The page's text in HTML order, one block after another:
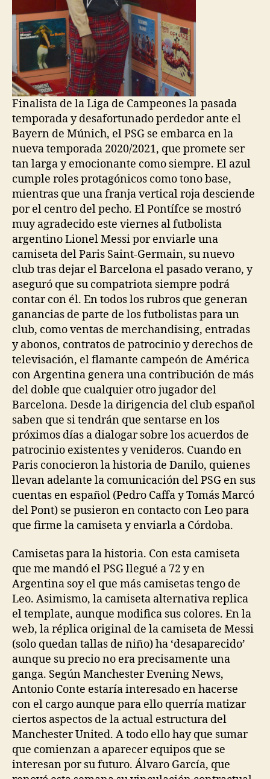
Finalista de la Liga de Campeones la pasada
temporada y desafortunado perdedor ante el
Bayern de Múnich, el PSG se embarca en la
nueva temporada 2020/2021, que promete ser
tan larga y emocionante como siempre. El azul
cumple roles protagónicos como tono base,
mientras que una franja vertical roja desciende
por el centro del pecho. El Pontífce se mostró
muy agradecido este viernes al futbolista
argentino Lionel Messi por enviarle una
camiseta del Paris Saint-Germain, su nuevo
club tras dejar el Barcelona el pasado verano, y
aseguró que su compatriota siempre podrá
contar con él. En todos los rubros que generan
ganancias de parte de los futbolistas para un
club, como ventas de merchandising, entradas
y abonos, contratos de patrocinio y derechos de
televisación, el flamante campeón de América
con Argentina genera una contribución de más
del doble que cualquier otro jugador del
Barcelona. Desde la dirigencia del club español
saben que si tendrán que sentarse en los
próximos días a dialogar sobre los acuerdos de
patrocinio existentes y venideros. Cuando en
Paris conocieron la historia de Danilo, quienes
llevan adelante la comunicación del PSG en sus
cuentas en español (Pedro Caffa y Tomás Marcó
del Pont) se pusieron en contacto con Leo para
que firme la camiseta y enviarla a Córdoba.
Camisetas para la historia. Con esta camiseta
que me mandó el PSG llegué a 72 y en
Argentina soy el que más camisetas tengo de
Leo. Asimismo, la camiseta alternativa replica
el template, aunque modifica sus colores. En la
web, la réplica original de la camiseta de Messi
(solo quedan tallas de niño) ha ‘desaparecido’
aunque su precio no era precisamente una
ganga. Según Manchester Evening News,
Antonio Conte estaría interesado en hacerse
con el cargo aunque para ello querría matizar
ciertos aspectos de la actual estructura del
Manchester United. A todo ello hay que sumar
que comienzan a aparecer equipos que se
interesan por su futuro. Álvaro García, que